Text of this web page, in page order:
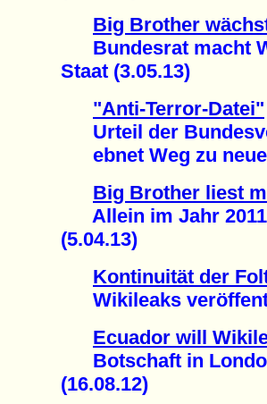
Big Brother
Bundesrat macht
Staat (3.05.13)
"Anti-Terror-Datei"
Urteil der
ebnet Weg zu
Big Brother liest
Allein im Jahr
(5.04.13)
Kontinuität der
Wikileaks
Ecuador will
Botschaft in
(16.08.12)